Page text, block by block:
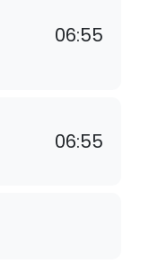
06:55
06:55